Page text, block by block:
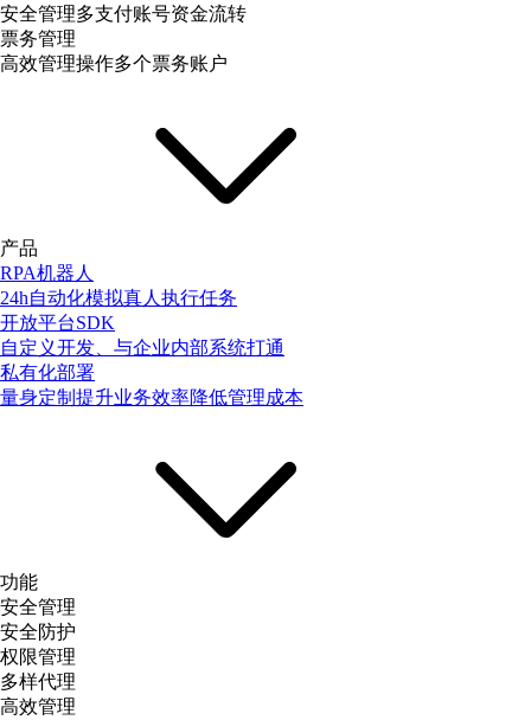
安全管理多支付账号资金流转
票务管理
高效管理操作多个票务账户
产品
RPA机器人
24h自动化模拟真人执行任务
开放平台SDK
自定义开发、与企业内部系统打通
私有化部署
量身定制提升业务效率降低管理成本
功能
安全管理
安全防护
权限管理
多样代理
高效管理